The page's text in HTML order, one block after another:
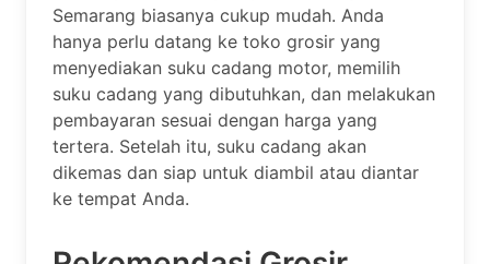
Semarang biasanya cukup mudah. Anda
hanya perlu datang ke toko grosir yang
menyediakan suku cadang motor, memilih
suku cadang yang dibutuhkan, dan melakukan
pembayaran sesuai dengan harga yang
tertera. Setelah itu, suku cadang akan
dikemas dan siap untuk diambil atau diantar
ke tempat Anda.